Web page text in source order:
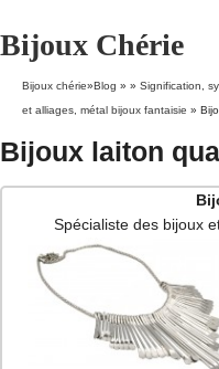
Bijoux Chérie
Bijoux chérie»Blog » » Signification,
et alliages, métal bijoux fantaisie »
Bijoux laiton
Spécialiste des bijoux